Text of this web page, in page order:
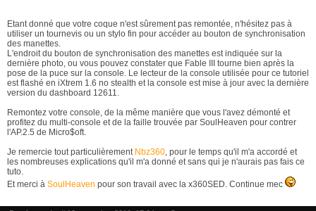
Etant donné que votre coque n'est sûrement pas remontée, n'hésitez pas à
utiliser un tournevis ou un stylo fin pour accéder au bouton de synchronisation
des manettes.
L'endroit du bouton de synchronisation des manettes est indiquée sur la
dernière photo, ou vous pouvez constater que Fable III tourne bien après la
pose de la puce sur la console. Le lecteur de la console utilisée pour ce tutoriel
est flashé en iXtrem 1.6 no stealth et la console est mise à jour avec la dernière
version du dashboard 12611.
Remontez votre console, de la même manière que vous l'avez démonté et
profitez du multi-console et de la faille trouvée par SoulHeaven pour contrer
l'AP.2.5 de Micro$oft.
Je remercie tout particulièrement Nbz360, pour le temps qu'il m'a accordé et
les nombreuses explications qu'il m'a donné et sans qui je n'aurais pas fais ce
tuto.
Et merci à SoulHeaven pour son travail avec la x360SED. Continue mec